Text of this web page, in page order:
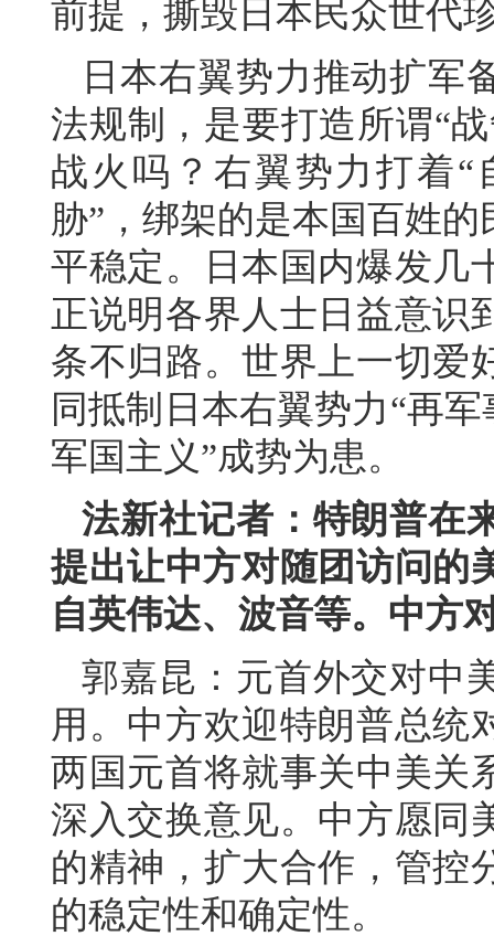
前提，撕毁日本民众世代
日本右翼势力推动扩军
法规制，是要打造所谓“
战火吗？右翼势力打着“
胁”，绑架的是本国百姓
平稳定。日本国内爆发几
正说明各界人士日益意识
条不归路。世界上一切爱
同抵制日本右翼势力“再
军国主义”成势为患。
法新社记者：特朗普在
提出让中方对随团访问的
自英伟达、波音等。中方
郭嘉昆：元首外交对中
用。中方欢迎特朗普总统
两国元首将就事关中美关
深入交换意见。中方愿同
的精神，扩大合作，管控
的稳定性和确定性。